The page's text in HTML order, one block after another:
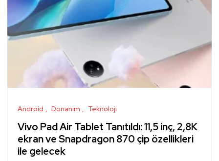
Android Donanım Teknoloji
Vivo Pad Air Tablet Tanıtıldı: 11,5 inç, 2,8K
ekran ve Snapdragon 870 çip özellikleri
ile gelecek